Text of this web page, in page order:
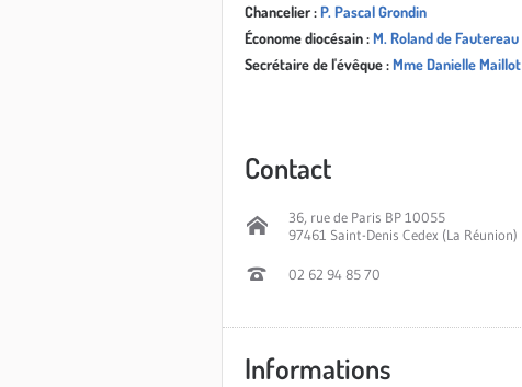
Chancelier :P. Pascal Grondin
Économe diocésain :M. Roland de Fautereau
Secrétaire de l'évêque :Mme Danielle Maillot
Contact
36, rue de Paris BP 10055
97461 Saint-Denis Cedex (La Réunion)
02 62 94 85 70
Informations